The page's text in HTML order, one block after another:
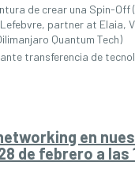
de crear una Spin-Off
partner at Elaia,
Quantum Tech)
transferencia de
en
de febrero a las